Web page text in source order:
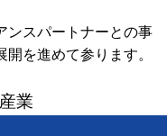
ンスパートナーとの事
を進めて参ります。
業